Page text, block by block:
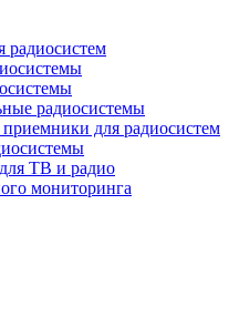
радиосистем
радиосистемы
для радиосистем
ТВ и радио
мониторинга